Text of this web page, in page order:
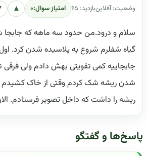
وضعیت: آفلاینبازدید: ۶۵ امتیاز سوال:۰ ▲
سلام و درود.من حدود سه ماهه که
گیاه شفلرم شروع به پلاسیده شدن کرد.
جابجاییه کمی تقویتی بهش دادم ولی فرقی
شدن ریشه شک کردم وقتی از خاک
ریشه را داشت که داخل تصویر فرستادم.
پاسخ‌ها و گفتگو